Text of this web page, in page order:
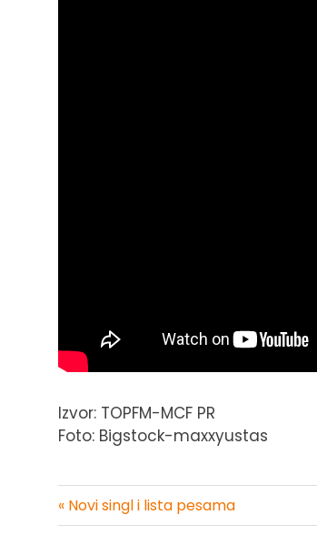
Izvor: TOPFM-MCF PR
Foto: Bigstock-maxxyustas
Kretanje
« Novi singl i lista pesama